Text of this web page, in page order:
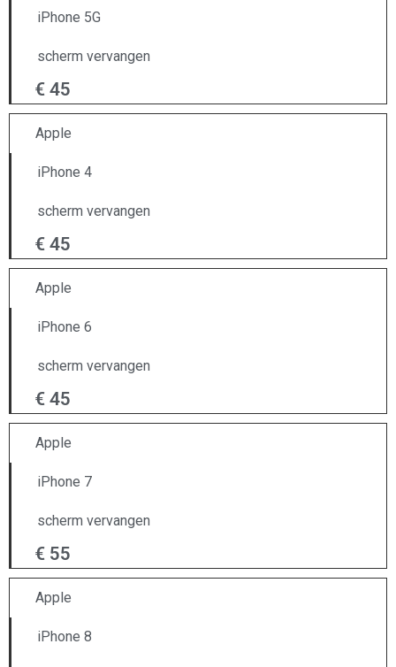
iPhone 5G
scherm vervangen
€ 45
Apple
iPhone 4
scherm vervangen
€ 45
Apple
iPhone 6
scherm vervangen
€ 45
Apple
iPhone 7
scherm vervangen
€ 55
Apple
iPhone 8